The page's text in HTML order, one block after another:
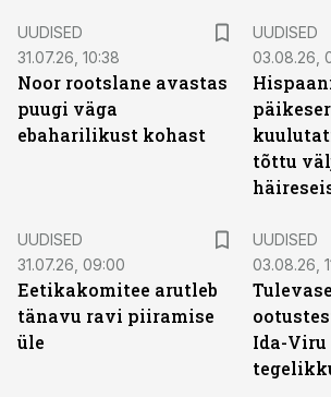
UUDISED
31.07.26, 10:38
Noor rootslane avastas
puugi väga
ebaharilikust kohast
UUDISED
03.08.26,
tõttu
UUDISED
31.07.26, 09:00
Eetikakomitee arutleb
tänavu ravi piiramise
üle
UUDISED
03.08.26,
Ida-Viru